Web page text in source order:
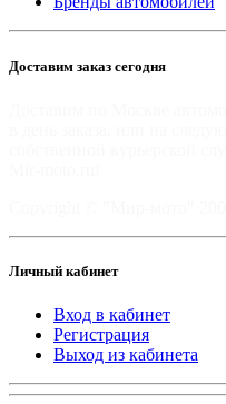
Доставим заказ сегодня
Личный кабинет
Вход в кабинет
Регистрация
Выход из кабинета